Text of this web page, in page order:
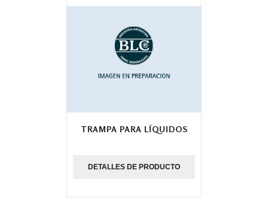
TRAMPA PARA LÍQUIDOS
DETALLES DE PRODUCTO